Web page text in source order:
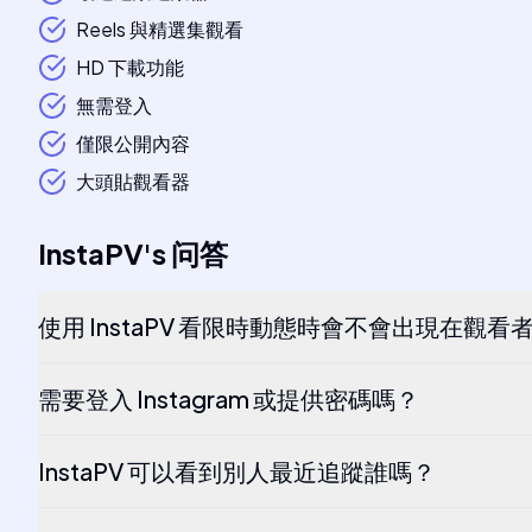
Reels 與精選集觀看
HD 下載功能
無需登入
僅限公開內容
大頭貼觀看器
InstaPV's问答
使用 InstaPV 看限時動態時會不會出現在觀看
需要登入 Instagram 或提供密碼嗎？
InstaPV 可以看到別人最近追蹤誰嗎？